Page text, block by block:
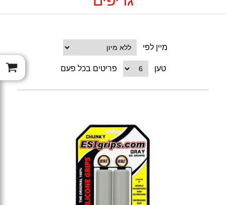
מיין לפי
טען פריטים בכל פעם